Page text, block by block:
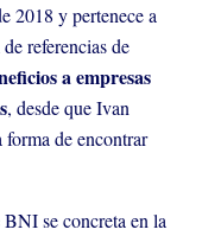
2018 y pertenece a
referencias de
a empresas
, desde que Ivan
de encontrar
se concreta en la